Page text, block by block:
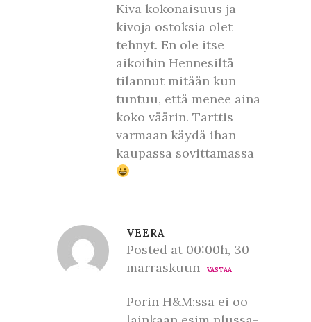
Kiva kokonaisuus ja
kivoja ostoksia olet
tehnyt. En ole itse
aikoihin Hennesiltä
tilannut mitään kun
tuntuu, että menee aina
koko väärin. Tarttis
varmaan käydä ihan
kaupassa sovittamassa
VEERA
Posted at 00:00h, 30
marraskuun
VASTAA
Porin H&M:ssa ei oo